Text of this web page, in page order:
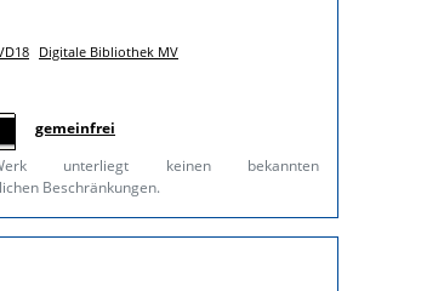
Digitale Bibliothek MV
gemeinfrei
unterliegt keinen bekannten
Beschränkungen.